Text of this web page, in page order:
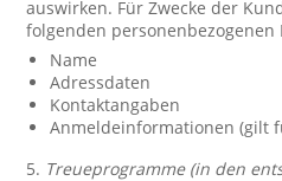
auswirken. Für Zwecke der
folgenden personenbezogenen
Name
Adressdaten
Kontaktangaben
Anmeldeinformationen (gilt
5. Treueprogramme (in den